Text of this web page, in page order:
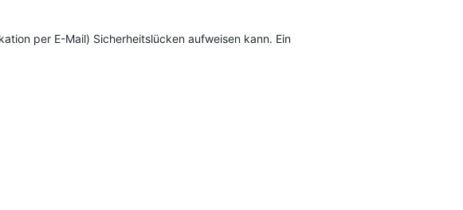
per E-Mail) Sicherheitslücken aufweisen kann. Ein